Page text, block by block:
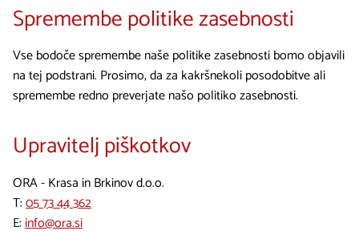
Spremembe politike zasebnosti
Vse bodoče spremembe naše politike zasebnosti bomo objavili
na tej podstrani. Prosimo, da za kakršnekoli posodobitve ali
spremembe redno preverjate našo politiko zasebnosti.
Upravitelj piškotkov
ORA - Krasa in Brkinov d.o.o.
T:05 73 44 362
E:info@ora.si